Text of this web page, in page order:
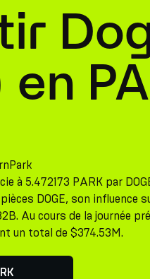
en
à 5.472173 PARK par
DOGE, son influence
Au cours de la journée
un total de $374.53M.